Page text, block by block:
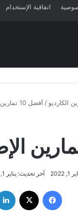
اتفاقية الإستخدام
الكارديو / أفضل 10 تمارين الإطالة بعد الجري 2022
2022 آخر تحديث: يناير 1, 2022
فيسبوك